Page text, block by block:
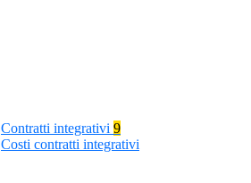
Contratti integrativi 9
Costi contratti integrativi